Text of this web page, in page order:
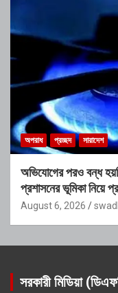
অপরাধ প্রচ্ছদ সারাদেশ
অভিযোগের পরও বন্ধ
প্রশাসনের ভূমিকা নিয়ে
August 6, 2026
সরকারী মিডিয়া